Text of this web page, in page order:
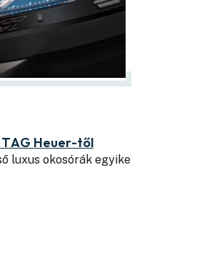
TAG Heuer-től
luxus okosórák egyike